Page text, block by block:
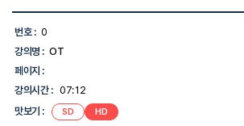
습
목
차
목
록
번
번호 : 0
강의명 : OT
페이지 :
강의시간 : 07:12
맛보기 :
SD HD